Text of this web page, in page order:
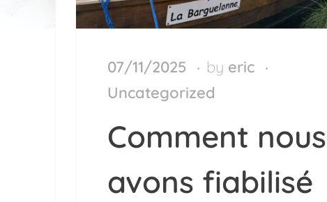
07/11/2025 by eric
Uncategorized
Comment nous
avons fiabilisé